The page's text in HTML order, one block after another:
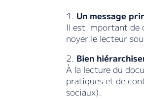
1. Un message
Il est important de
noyer le lecteur
2. Bien
À la lecture du
pratiques et de
sociaux).